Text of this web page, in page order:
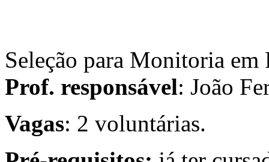
Seleção para Monitoria
Prof. responsável: João
Vagas: 2 voluntárias.